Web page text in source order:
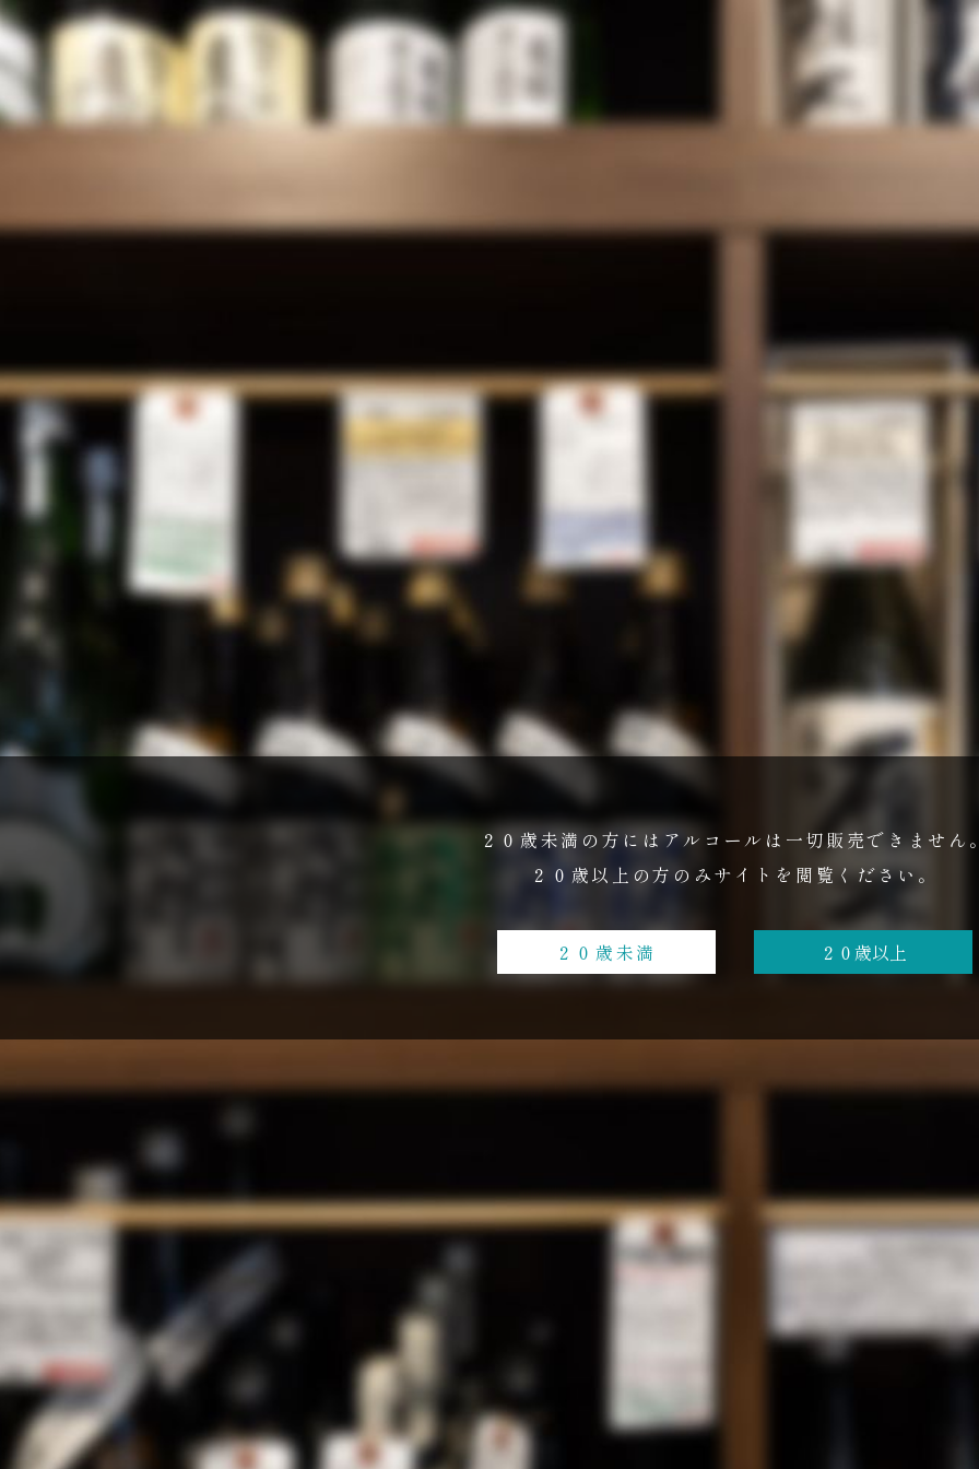
酒のしのぶやとは
カテゴリー 2017.08.05
しばらくお待ちください。
２０歳未満の方にはアルコールは 一切販売できません
２０歳以上の方のみサイトを閲覧ください。
２０歳未満 ２０歳以上